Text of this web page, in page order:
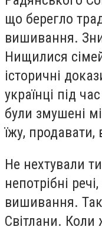
що берегло
вишивання.
Нищилися
історичні
українці під
були змушені
їжу, продавати,
Не нехтували
непотрібні
вишивання.
Світлани.